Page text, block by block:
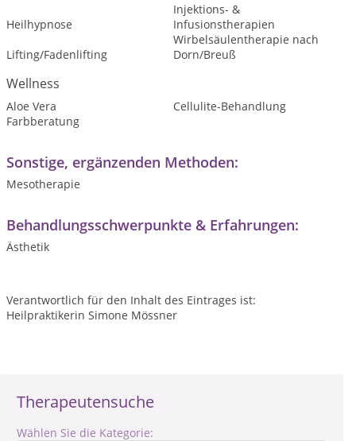
Therapeutensuche
Wählen Sie die Kategorie:
Heilhypnose
Injektions- &
Infusionstherapien
Lifting/Fadenlifting
Wirbelsäulentherapie nach
Dorn/Breuß
Wellness
Aloe Vera
Cellulite-Behandlung
Farbberatung
Sonstige, ergänzenden Methoden:
Mesotherapie
Behandlungsschwerpunkte & Erfahrungen:
Ästhetik
Verantwortlich für den Inhalt des Eintrages ist:
Heilpraktikerin Simone Mössner